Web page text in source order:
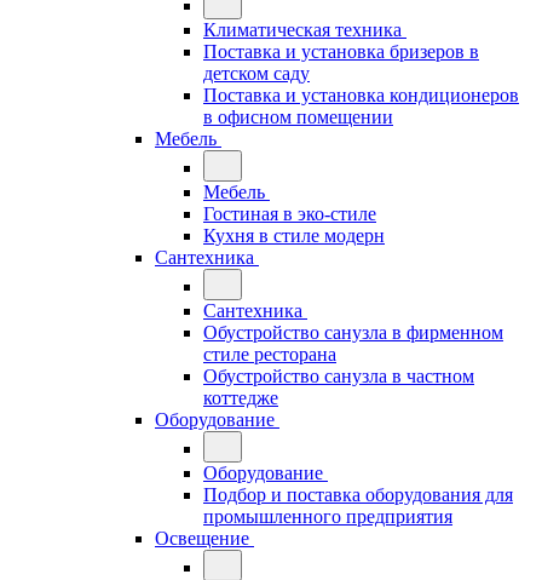
Климатическая техника
Поставка и установка бризеров в
детском саду
Поставка и установка кондиционеров
в офисном помещении
Мебель
Мебель
Гостиная в эко-стиле
Кухня в стиле модерн
Сантехника
Сантехника
Обустройство санузла в фирменном
стиле ресторана
Обустройство санузла в частном
коттедже
Оборудование
Оборудование
Подбор и поставка оборудования для
промышленного предприятия
Освещение